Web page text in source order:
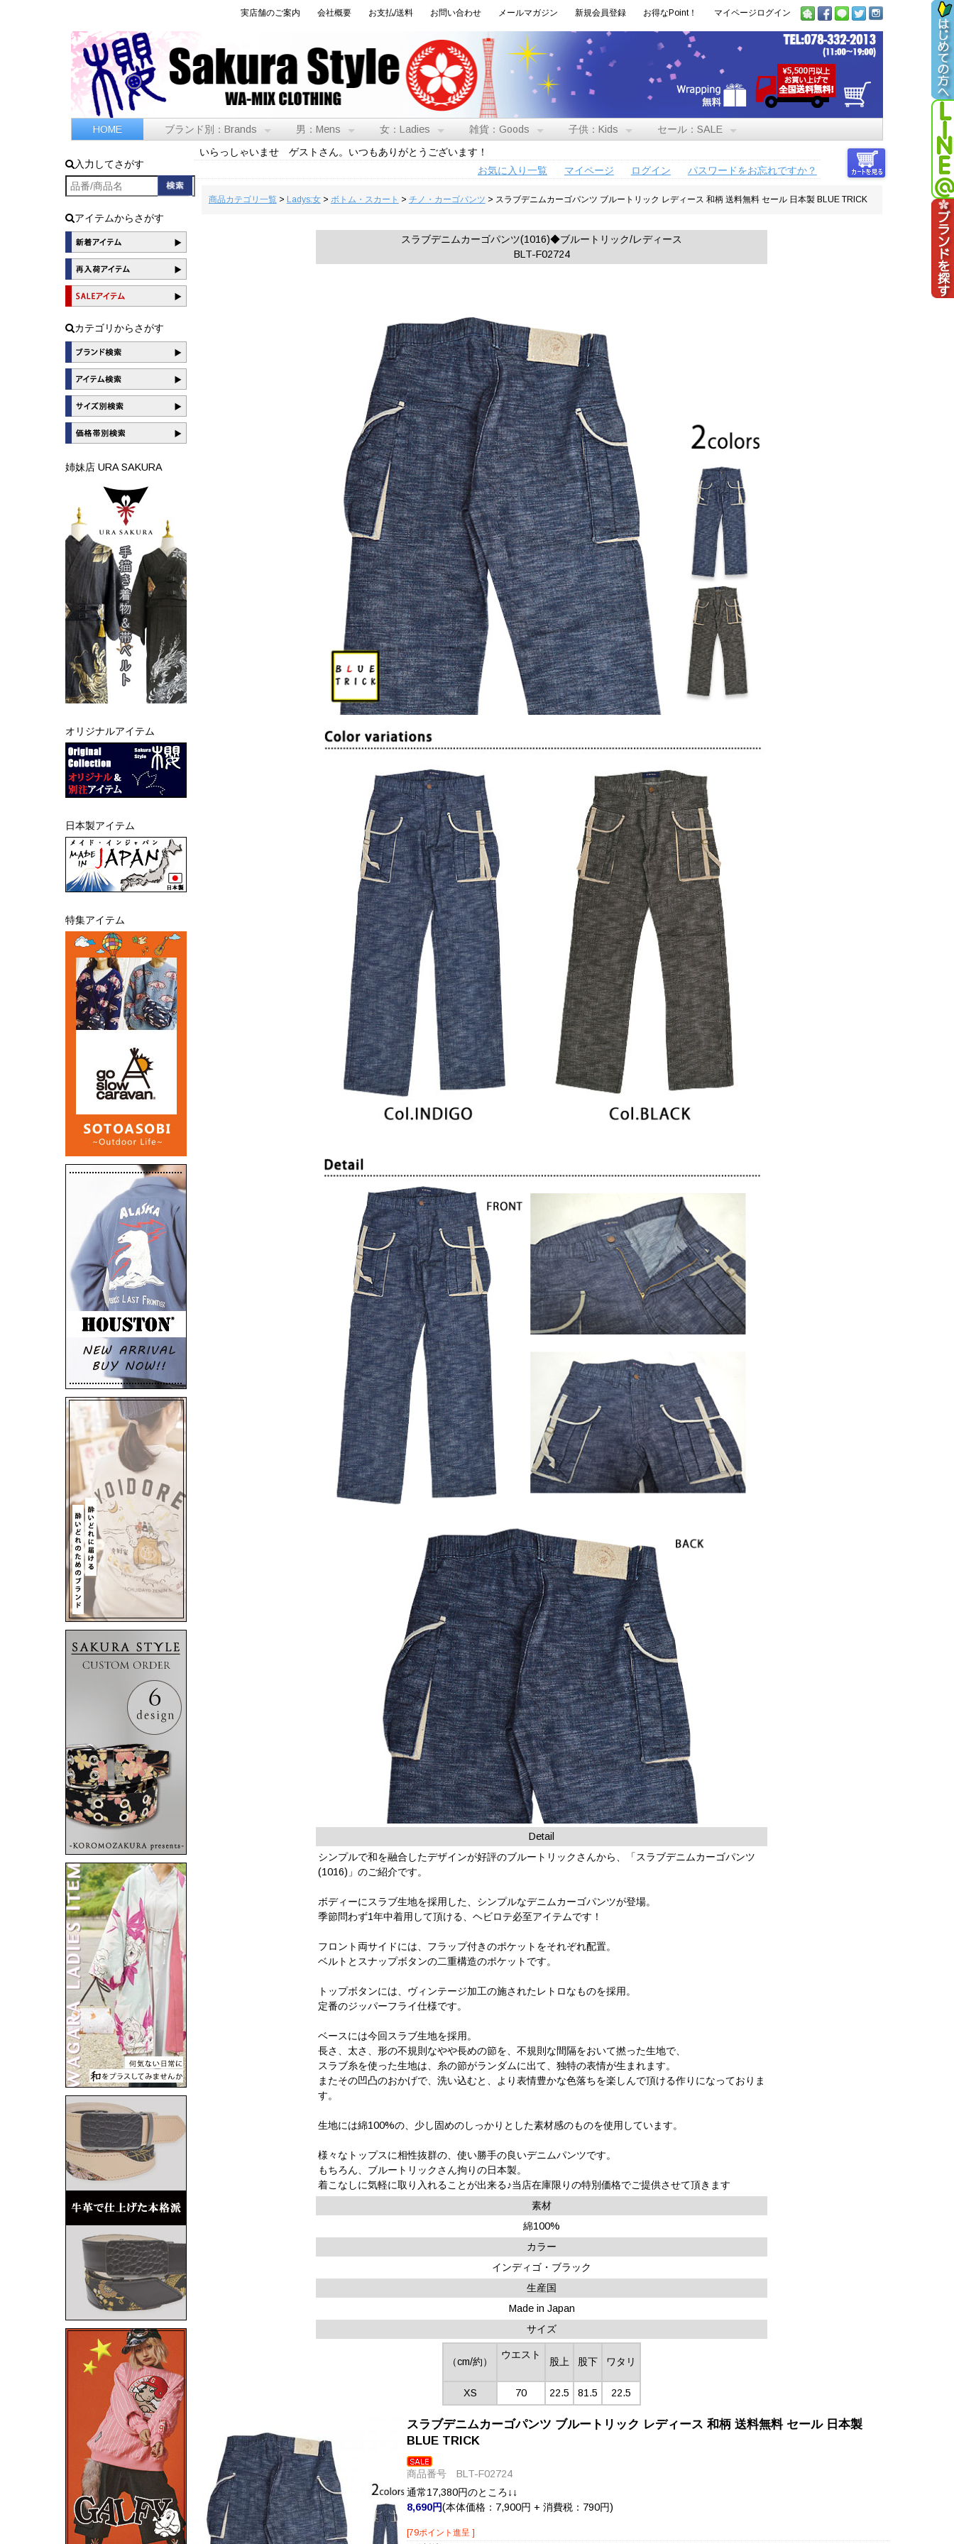
実店舗のご案内 会社概要 お支払/送料 お問い合わせ メールマガジン 新規会員登録 お得なPoint！ マイページログイン
HOME ブランド別：Brands 男：Mens 女：Ladies 雑貨：Goods 子供：Kids セール：SALE
入力してさがす
アイテムからさがす
カテゴリからさがす
姉妹店 URA SAKURA
オリジナルアイテム
日本製アイテム
特集アイテム
いらっしゃいませ ゲストさん。いつもありがとうございます！
お気に入り一覧
マイページ ログイン パスワードをお忘れですか？
商品カテゴリ一覧> Ladys:女> ボトム・スカート > チノ・カーゴパンツ > スラブデニムカーゴパンツ ブルートリック レディース 和柄 送料無料 セール 日本製 BLUE TRICK
スラブデニムカーゴパンツ(1016)◆ブルートリック/レディース
BLT-F02724
Detail
シンプルで和を融合したデザインが好評のブルートリックさんから、「スラブデニムカーゴパンツ
(1016)」のご紹介です。
ボディーにスラブ生地を採用した、シンプルなデニムカーゴパンツが登場。
季節問わず1年中着用して頂ける、ヘビロテ必至アイテムです！
フロント両サイドには、フラップ付きのポケットをそれぞれ配置。
ベルトとスナップボタンの二重構造のポケットです。
トップボタンには、ヴィンテージ加工の施されたレトロなものを採用。
定番のジッパーフライ仕様です。
ベースには今回スラブ生地を採用。
長さ、太さ、形の不規則なやや長めの節を、不規則な間隔をおいて撚った生地で、
スラブ糸を使った生地は、糸の節がランダムに出て、独特の表情が生まれます。
またその凹凸のおかげで、洗い込むと、より表情豊かな色落ちを楽しんで頂ける作りになっておりま
す。
生地には綿100%の、少し固めのしっかりとした素材感のものを使用しています。
様々なトップスに相性抜群の、使い勝手の良いデニムパンツです。
もちろん、ブルートリックさん拘りの日本製。
着こなしに気軽に取り入れることが出来る♪当店在庫限りの特別価格でご提供させて頂きます
素材
綿100%
カラー
インディゴ・ブラック
生産国
Made in Japan
サイズ
（cm/約）
ウエスト
股上 股下 ワタリ
XS 70 22.5 81.5 22.5
スラブデニムカーゴパンツ ブルートリック レディース 和柄 送料無料 セール 日本製
BLUE TRICK
商品番号 BLT-F02724
通常17,380円のところ↓↓
8,690円(本体価格：7,900円 + 消費税：790円)
[79ポイント進呈 ]